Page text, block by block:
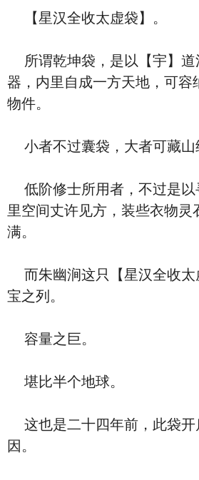
【星汉全收太虚袋】。
所谓乾坤袋，是以【宇】道
器，内里自成一方天地，可容
物件。
小者不过囊袋，大者可藏山
低阶修士所用者，不过是以
里空间丈许见方，装些衣物灵
满。
而朱幽涧这只【星汉全收太
宝之列。
容量之巨。
堪比半个地球。
这也是二十四年前，此袋开
因。